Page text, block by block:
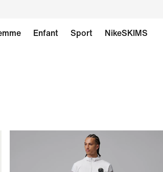
Enfant Sport NikeSKIMS